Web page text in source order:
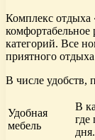
Комплекс отдыха
категорий. Все
приятного
В числе удобств,
Удобная
мебель
В
где
дня.